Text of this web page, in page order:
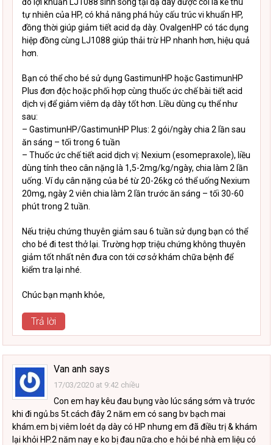
tự nhiên của HP, có khả năng phá hủy cấu trúc vi khuẩn HP,
đồng thời giúp giảm tiết acid dạ dày. OvalgenHP có tác dụng
hiệp đồng cùng LJ1088 giúp thải trừ HP nhanh hơn, hiệu quả
hơn.
Bạn có thể cho bé sử dụng GastimunHP hoặc GastimunHP
Plus đơn độc hoặc phối hợp cùng thuốc ức chế bài tiết acid
dịch vị để giảm viêm dạ dày tốt hơn. Liều dùng cụ thể như
sau:
– GastimunHP/GastimunHP Plus: 2 gói/ngày chia 2 lần sau
ăn sáng – tối trong 6 tuần
– Thuốc ức chế tiết acid dịch vị: Nexium (esomepraxole), liều
dùng tính theo cân nặng là 1,5-2mg/kg/ngày, chia làm 2 lần
uống. Ví dụ cân nặng của bé từ 20-26kg có thể uống Nexium
20mg, ngày 2 viên chia làm 2 lần trước ăn sáng – tối 30-60
phút trong 2 tuần.
Nếu triệu chứng thuyên giảm sau 6 tuần sử dụng bạn có thể
cho bé đi test thở lại. Trường hợp triệu chứng không thuyên
giảm tốt nhất nên đưa con tới cơ sở khám chữa bệnh để
kiểm tra lại nhé.
Chúc bạn mạnh khỏe,
Trả lời
Van anh says
17/03/2020 at 9:42 chiều
Con em hay kêu đau bụng vào lúc sáng sớm và trước
khi đi ngủ.bs 5t.cách đây 2 năm em có sang bv bạch mai
khám.em bị viêm loét dạ dày có HP nhưng em đã điều trị & khám
lại khỏi HP.2 năm nay e ko bị đau nữa.cho e hỏi bé nhà em liệu có